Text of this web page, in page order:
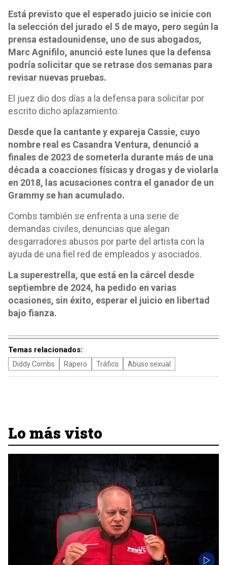
Está previsto que el esperado juicio se inicie con
la selección del jurado el 5 de mayo, pero según la
prensa estadounidense, uno de sus abogados,
Marc Agnifilo, anunció este lunes que la defensa
podría solicitar que se retrase dos semanas para
revisar nuevas pruebas.
El juez dio dos días a la defensa para solicitar por
escrito dicho aplazamiento.
Desde que la cantante y expareja Cassie, cuyo
nombre real es Casandra Ventura, denunció a
finales de 2023 de someterla durante más de una
década a coacciones físicas y drogas y de violarla
en 2018, las acusaciones contra el ganador de un
Grammy se han acumulado.
Combs también se enfrenta a una serie de
demandas civiles, denuncias que alegan
desgarradores abusos por parte del artista con la
ayuda de una fiel red de empleados y asociados.
La superestrella, que está en la cárcel desde
septiembre de 2024, ha pedido en varias
ocasiones, sin éxito, esperar el juicio en libertad
bajo fianza.
Temas relacionados:
Diddy Combs Rapero Tráfico Abuso sexual
Lo más visto